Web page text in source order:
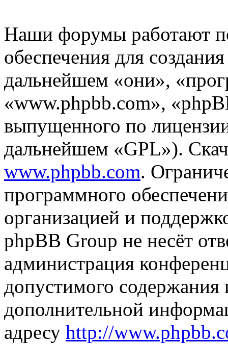
Наши форумы работают
обеспечения для
дальнейшем «они»,
«www.phpbb.com»,
выпущенного по
дальнейшем «GPL»).
www.phpbb.com.
программного
организацией и
phpBB Group не несёт
администрация
допустимого
дополнительной
адресу http://